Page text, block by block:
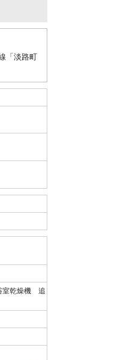
「淡路町
室乾燥機 追